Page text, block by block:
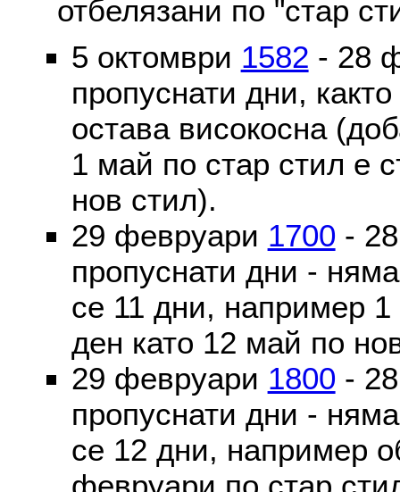
отбелязани по "стар
5 октомври 1582 - 28
пропуснати дни,
остава високосна
1 май по стар стил е
нов стил).
29 февруари 1700 -
пропуснати дни -
се 11 дни, например
ден като 12 май по
29 февруари 1800 -
пропуснати дни -
се 12 дни, например